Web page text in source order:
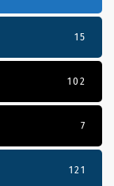
15
102
7
121